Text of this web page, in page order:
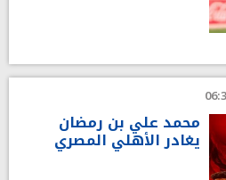
محمد علي بن رمضان
يغادر الأهلي المصري